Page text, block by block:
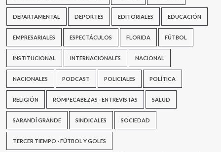
DEPARTAMENTAL DEPORTES EDITORIALES EDUCACIÓN
EMPRESARIALES ESPECTÁCULOS FLORIDA FÚTBOL
INSTITUCIONAL INTERNACIONALES NACIONAL
NACIONALES PODCAST POLICIALES POLÍTICA
RELIGIÓN ROMPECABEZAS - ENTREVISTAS SALUD
SARANDÍ GRANDE SINDICALES SOCIEDAD
TERCER TIEMPO - FÚTBOL Y GOLES